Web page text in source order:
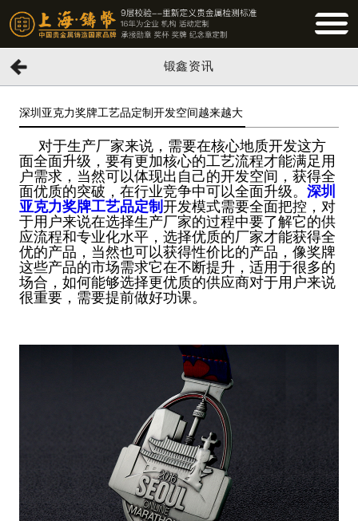
锻鑫资讯
深圳亚克力奖牌工艺品定制开发空间越来越大
对于生产厂家来说，需要在核心地质开发这方
面全面升级，要有更加核心的工艺流程才能满足用
户需求，当然可以体现出自己的开发空间，获得全
面优质的突破，在行业竞争中可以全面升级。 深圳
亚克力奖牌工艺品定制 开发模式需要全面把控，对
于用户来说在选择生产厂家的过程中要了解它的供
应流程和专业化水平，选择优质的厂家才能获得全
优的产品，当然也可以获得性价比的产品，像奖牌
这些产品的市场需求它在不断提升，适用于很多的
场合，如何能够选择更优质的供应商对于用户来说
很重要，需要提前做好功课。